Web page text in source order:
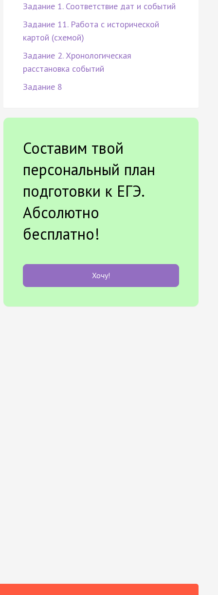
Задание 1. Соответствие дат и событий
Задание 11. Работа с исторической
картой (схемой)
Задание 2. Хронологическая
расстановка событий
Задание 8
Составим твой
персональный план
подготовки к ЕГЭ.
Абсолютно
бесплатно!
Хочу!